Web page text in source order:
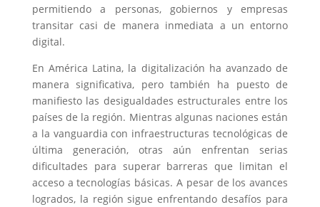
permitiendo a personas, gobiernos y empresas
transitar casi de manera inmediata a un entorno
digital.
En América Latina, la digitalización ha avanzado de
manera significativa, pero también ha puesto de
manifiesto las desigualdades estructurales entre los
países de la región. Mientras algunas naciones están
a la vanguardia con infraestructuras tecnológicas de
última generación, otras aún enfrentan serias
dificultades para superar barreras que limitan el
acceso a tecnologías básicas. A pesar de los avances
logrados, la región sigue enfrentando desafíos para